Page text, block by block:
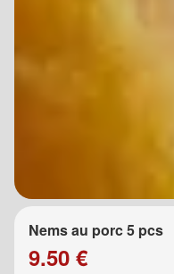
Nems au porc 5 pcs
9.50 €